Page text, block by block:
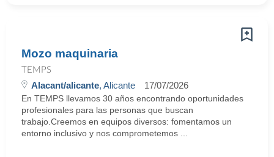
Mozo maquinaria
TEMPS
Alacant/alicante, Alicante 17/07/2026
En TEMPS llevamos 30 años encontrando oportunidades
profesionales para las personas que buscan
trabajo.Creemos en equipos diversos: fomentamos un
entorno inclusivo y nos comprometemos ...